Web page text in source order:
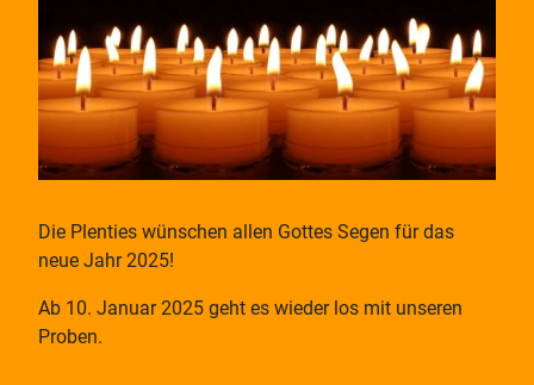
Die Plenties wünschen allen Gottes Segen für das
neue Jahr 2025!
Ab 10. Januar 2025 geht es wieder los mit unseren
Proben.